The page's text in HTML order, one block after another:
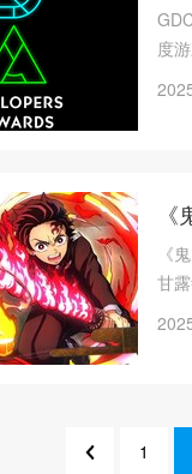
度
《
甘
1 1